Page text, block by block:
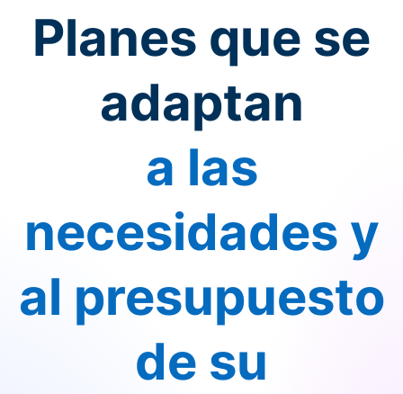
Planes que se
adaptan
a las
necesidades y
al presupuesto
de su